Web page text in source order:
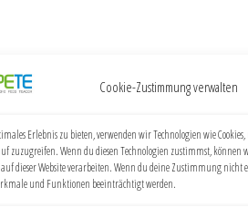
Cookie-Zustimmung verwalten
Erlebnis zu bieten, verwenden wir Technologien wie
zuzugreifen. Wenn du diesen Technologien zustimmst, können
dieser Website verarbeiten. Wenn du deine Zustimmung nicht
und Funktionen beeinträchtigt werden.